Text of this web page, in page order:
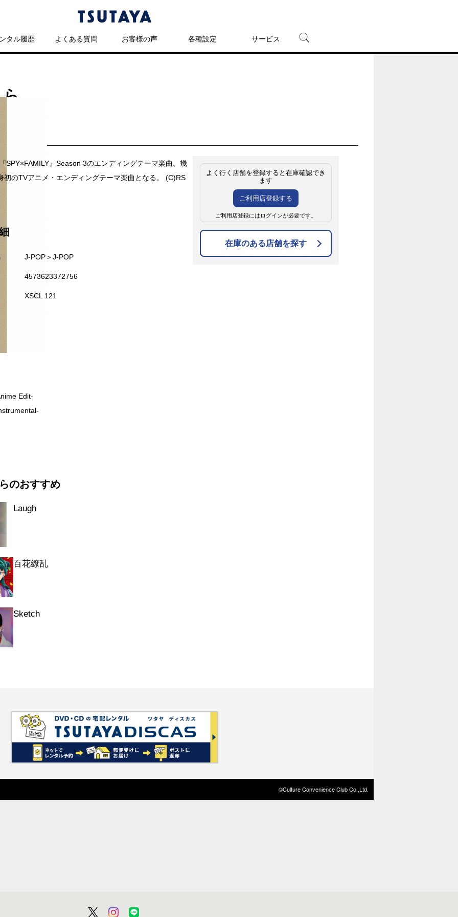
タル履歴 よくある質問 お客様の声 各種設定 サービス
SPY×FAMILY』Season 3のエンディングテーマ楽曲。幾
初のTVアニメ・エンディングテーマ楽曲となる。 (C)RS
J-POP＞J-POP
4573623372756
XSCL 121
Edit-
のおすすめ
Laugh
百花繚乱
Sketch
よく行く店舗を登録すると在庫確認でき
ます
ご利用店登録する
ご利用店登録にはログインが必要です。
在庫のある店舗を探す
©Culture Convenience Club Co.,Ltd.